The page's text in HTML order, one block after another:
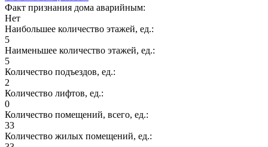
Факт признания дома аварийным:
Нет
Наибольшее количество этажей, ед.:
5
Наименьшее количество этажей, ед.:
5
Количество подъездов, ед.:
2
Количество лифтов, ед.:
0
Количество помещений, всего, ед.:
33
Количество жилых помещений, ед.: